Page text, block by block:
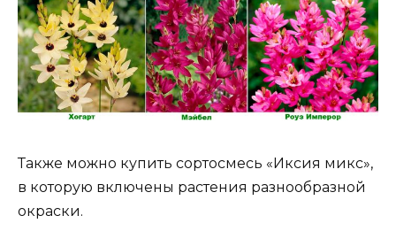
Также можно купить сортосмесь «Иксия микс»,
в которую включены растения разнообразной
окраски.